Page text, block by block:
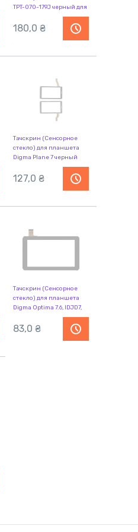
TPT-070-179J черный для
Sok Fong S18, Digma iDj7,
Digma Optima 7.1, IconBit
NETTAB SKY III. Шлейф:
180,0 ₴
Тачскрин (Сенсорное
стекло) для планшета
Digma Plane 7 черный
127,0 ₴
Тачскрин (Сенсорное
стекло) для планшета
Digma Optima 7.6, IDJD7,
Optima 7.11, DNS Airtab E76
черный
83,0 ₴